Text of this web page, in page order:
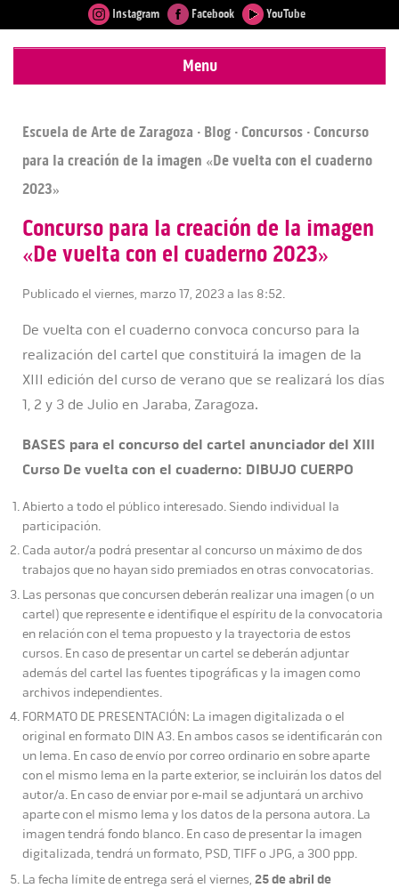
Instagram Facebook YouTube
Menu
Escuela de Arte de Zaragoza · Blog · Concursos · Concurso
para la creación de la imagen «De vuelta con el cuaderno
2023»
Concurso para la creación de la imagen
«De vuelta con el cuaderno 2023»
Publicado el viernes, marzo 17, 2023 a las 8:52.
De vuelta con el cuaderno convoca concurso para la
realización del cartel que constituirá la imagen de la
XIII edición del curso de verano que se realizará los días
1, 2 y 3 de Julio en Jaraba, Zaragoza.
BASES para el concurso del cartel anunciador del XIII
Curso De vuelta con el cuaderno: DIBUJO CUERPO
Abierto a todo el público interesado. Siendo individual la
participación.
Cada autor/a podrá presentar al concurso un máximo de dos
trabajos que no hayan sido premiados en otras convocatorias.
Las personas que concursen deberán realizar una imagen (o un
cartel) que represente e identifique el espíritu de la convocatoria
en relación con el tema propuesto y la trayectoria de estos
cursos. En caso de presentar un cartel se deberán adjuntar
además del cartel las fuentes tipográficas y la imagen como
archivos independientes.
FORMATO DE PRESENTACIÓN: La imagen digitalizada o el
original en formato DIN A3. En ambos casos se identificarán con
un lema. En caso de envío por correo ordinario en sobre aparte
con el mismo lema en la parte exterior, se incluirán los datos del
autor/a. En caso de enviar por e-mail se adjuntará un archivo
aparte con el mismo lema y los datos de la persona autora. La
imagen tendrá fondo blanco. En caso de presentar la imagen
digitalizada, tendrá un formato, PSD, TIFF o JPG, a 300 ppp.
La fecha límite de entrega será el viernes, 25 de abril de